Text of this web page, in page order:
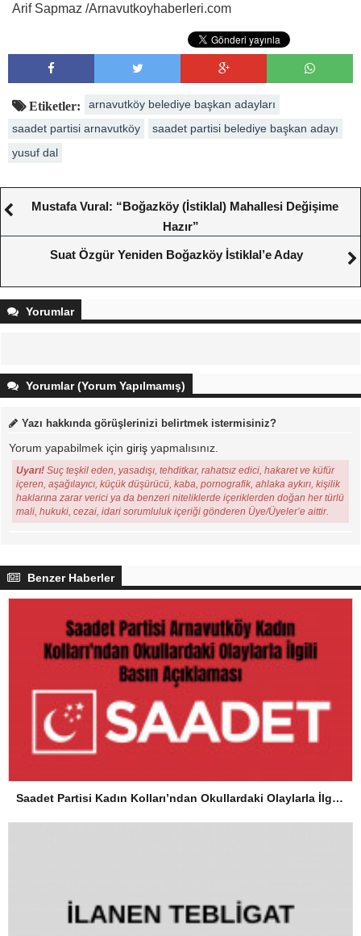
Arif Sapmaz /Arnavutkoyhaberleri.com
Etiketler:
arnavutköy belediye başkan adayları
saadet partisi arnavutköy
saadet partisi belediye başkan adayı
yusuf dal
Mustafa Vural: “Boğazköy (İstiklal) Mahallesi Değişime
Hazır”
Suat Özgür Yeniden Boğazköy İstiklal’e Aday
Yorumlar
Yorumlar (Yorum Yapılmamış)
Yazı hakkında görüşlerinizi belirtmek istermisiniz?
Yorum yapabilmek için giriş yapmalısınız.
Uyarı! Suç teşkil eden, yasadışı, tehditkar, rahatsız edici, hakaret ve küfür
içeren, aşağılayıcı, küçük düşürücü, kaba, pornografik, ahlaka aykırı, kişilik
haklarına zarar verici ya da benzeri niteliklerde içeriklerden doğan her türlü
mali, hukuki, cezai, idari sorumluluk içeriği gönderen Üye/Üyeler’e aittir.
Benzer Haberler
Saadet Partisi Kadın Kolları’ndan Okullardaki Olaylarla İlgili Basın Açıklaması